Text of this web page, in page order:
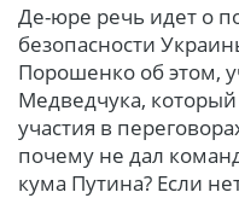
Де-юре речь идет о
безопасности
Порошенко об этом,
Медведчука,
участия в
почему не дал
кума Путина? Если